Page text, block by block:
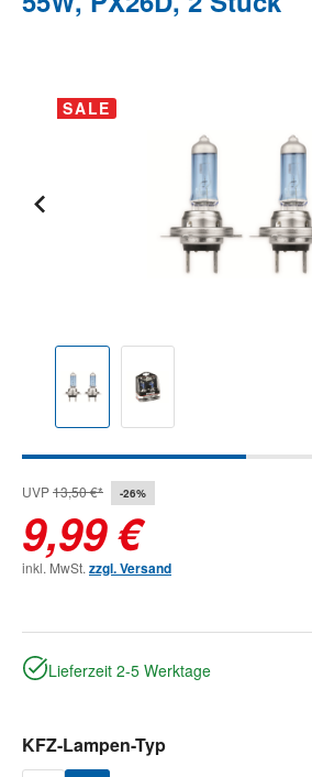
Bildergalerie überspringen
SALE
UVP13,50 €* -26%
9,99 €
inkl. MwSt. zzgl. Versand
Lieferzeit 2-5 Werktage
KFZ-Lampen-Typ